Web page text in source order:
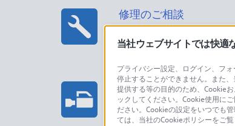
修理のご相談
プロフェッショナル/
法人のお客様はこちら
当社ウェブサイトでは快適
プライバシー設定、ログイン、フ
停止することができません。また
提供する等の目的のため、Cookie
ックしてください。Cookie使用に
ださい。Cookieの設定をいつでも
ては、当社のCookieポリシーをご